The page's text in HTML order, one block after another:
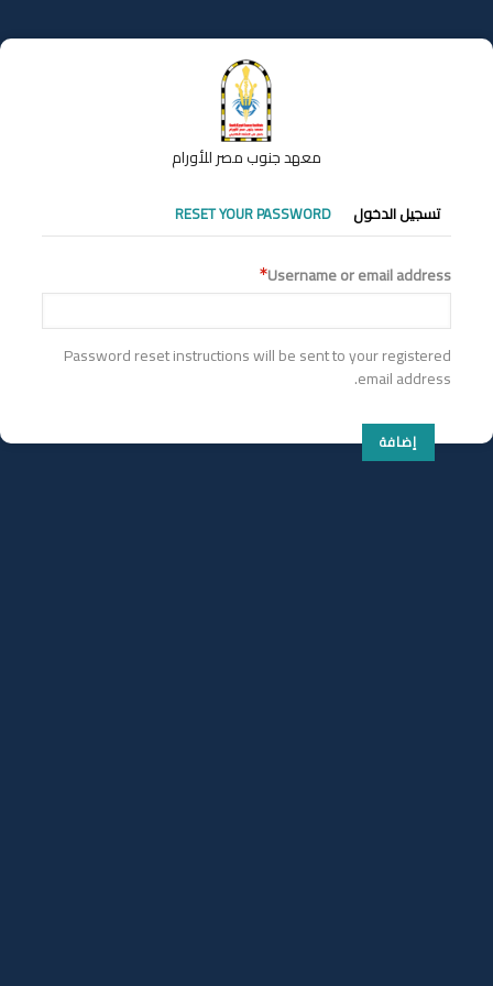
إلى
المحتوى
معهد جنوب مصر للأورام
التبويبات
الأساسية
تسجيل الدخول RESET YOUR PASSWORD
Username or email address
Password reset instructions will be sent to your registered
email address.